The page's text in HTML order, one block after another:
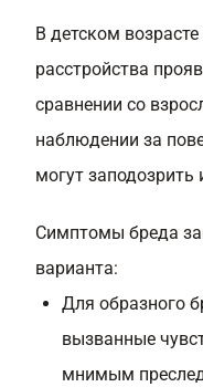
В детском
расстройства
сравнении со
наблюдении за
могут
Симптомы бреда
варианта:
Для образного
вызванные
мнимым